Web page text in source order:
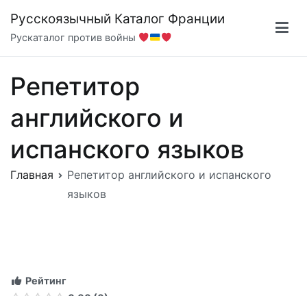
содержимому
Русскоязычный Каталог Франции
Рускаталог против войны
Репетитор
английского и
испанского языков
Главная
Репетитор английского и испанского
языков
Рейтинг